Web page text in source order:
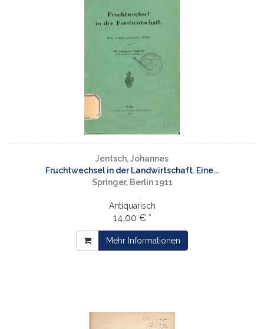
Jentsch, Johannes
Fruchtwechsel in der Landwirtschaft. Eine...
Springer, Berlin 1911
Antiquarisch
14,00 € *
Mehr Informationen